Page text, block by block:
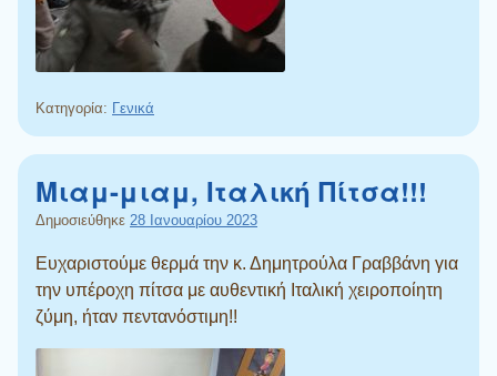
Κατηγορία: Γενικά
Μιαμ-μιαμ, Ιταλική Πίτσα!!!
Δημοσιεύθηκε 28 Ιανουαρίου 2023
Ευχαριστούμε θερμά την κ. Δημητρούλα Γραββάνη για
την υπέροχη πίτσα με αυθεντική Ιταλική χειροποίητη
ζύμη, ήταν πεντανόστιμη!!